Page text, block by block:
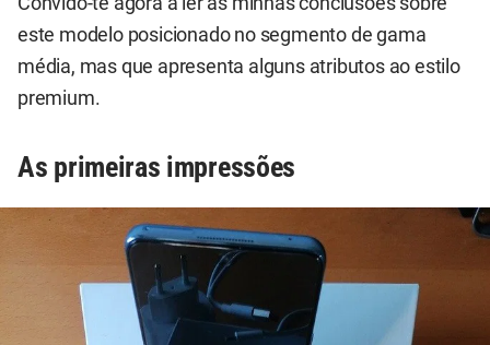
este modelo posicionado no segmento de gama
média, mas que apresenta alguns atributos ao estilo
premium.
As primeiras impressões